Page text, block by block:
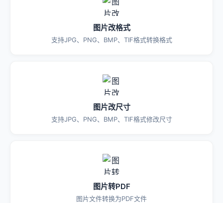
图片改格式
支持JPG、PNG、BMP、TIF格式转换格式
图片改尺寸
支持JPG、PNG、BMP、TIF格式修改尺寸
图片转PDF
图片文件转换为PDF文件